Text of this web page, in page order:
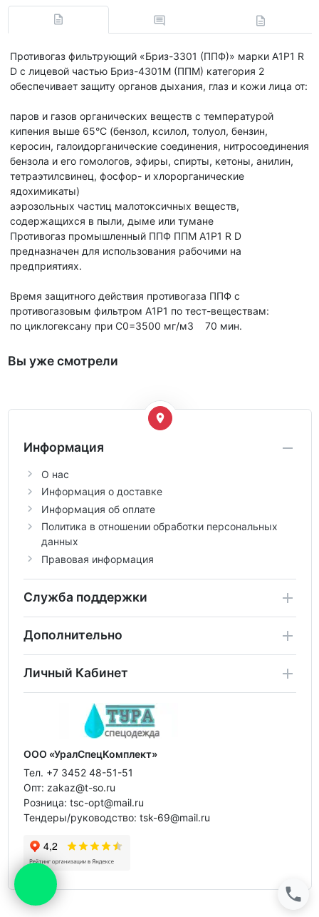
Противогаз фильтрующий «Бриз-3301 (ППФ)» марки А1P1 R
D с лицевой частью Бриз-4301М (ППМ) категория 2
обеспечивает защиту органов дыхания, глаз и кожи лица от:
паров и газов органических веществ с температурой
кипения выше 65°С (бензол, ксилол, толуол, бензин,
керосин, галоидорганические соединения, нитросоединения
бензола и его гомологов, эфиры, спирты, кетоны, анилин,
тетраэтилсвинец, фосфор- и хлорорганические
ядохимикаты)
аэрозольных частиц малотоксичных веществ,
содержащихся в пыли, дыме или тумане
Противогаз промышленный ППФ ППМ A1P1 R D
предназначен для использования рабочими на
предприятиях.
Время защитного действия противогаза ППФ с
противогазовым фильтром A1P1 по тест-веществам:
по циклогексану при С0=3500 мг/м3 70 мин.
Вы уже смотрели
Информация
О нас
Информация о доставке
Информация об оплате
Политика в отношении обработки персональных
данных
Правовая информация
Служба поддержки
Дополнительно
Личный Кабинет
ООО «УралСпецКомплект»
Тел. +7 3452 48-51-51
Опт: zakaz@t-so.ru
Розница: tsc-opt@mail.ru
Тендеры/руководство: tsk-69@mail.ru